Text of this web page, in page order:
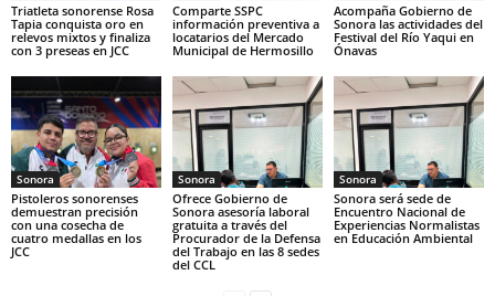
Triatleta sonorense Rosa
Tapia conquista oro en
relevos mixtos y finaliza
con 3 preseas en JCC
Comparte SSPC
información preventiva a
locatarios del Mercado
Municipal de Hermosillo
Acompaña Gobierno de
Sonora las actividades del
Festival del Río Yaqui en
Ónavas
Sonora
Pistoleros sonorenses
demuestran precisión
con una cosecha de
cuatro medallas en los
JCC
Sonora
Ofrece Gobierno de
Sonora asesoría laboral
gratuita a través del
Procurador de la Defensa
del Trabajo en las 8 sedes
del CCL
Sonora
Sonora será sede de
Encuentro Nacional de
Experiencias Normalistas
en Educación Ambiental